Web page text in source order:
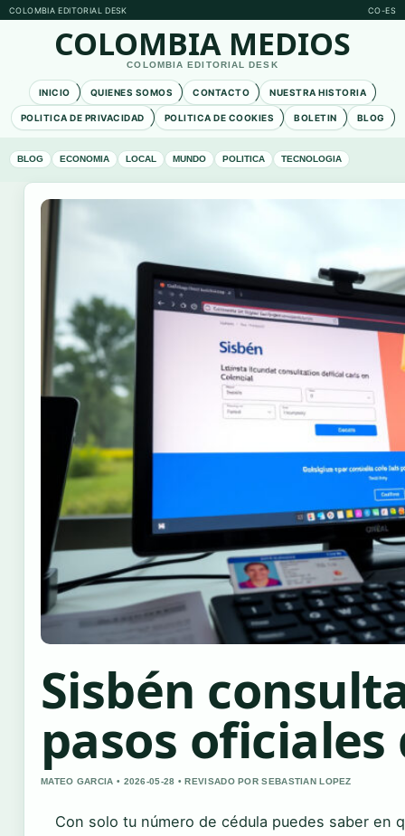
COLOMBIA EDITORIAL DESK CO-ES
COLOMBIA MEDIOS
COLOMBIA EDITORIAL DESK
INICIO QUIENES SOMOS CONTACTO NUESTRA HISTORIA
POLITICA DE PRIVACIDAD POLITICA DE COOKIES BOLETIN BLOG
BLOG ECONOMIA LOCAL MUNDO POLITICA TECNOLOGIA
Sisbén
pasos oficiales
MATEO GARCIA • 2026-05-28 • REVISADO POR SEBASTIAN LOPEZ
Con solo tu número de cédula puedes saber en